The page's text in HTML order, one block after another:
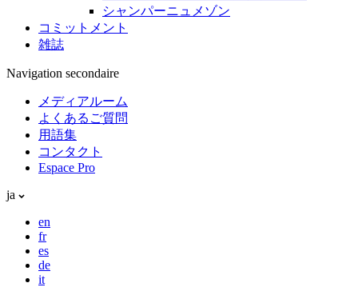
シャンパーニュメゾン
コミットメント
雑誌
Navigation secondaire
メディアルーム
よくあるご質問
用語集
コンタクト
Espace Pro
ja
en
fr
es
de
it